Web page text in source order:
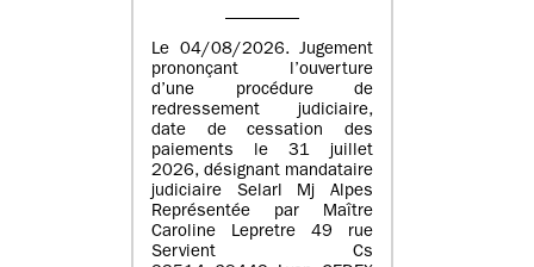
Le 04/08/2026. Jugement
prononçant l’ouverture
d’une procédure de
redressement judiciaire,
date de cessation des
paiements le 31 juillet
2026, désignant mandataire
judiciaire Selarl Mj Alpes
Représentée par Maître
Caroline Lepretre 49 rue
Servient Cs